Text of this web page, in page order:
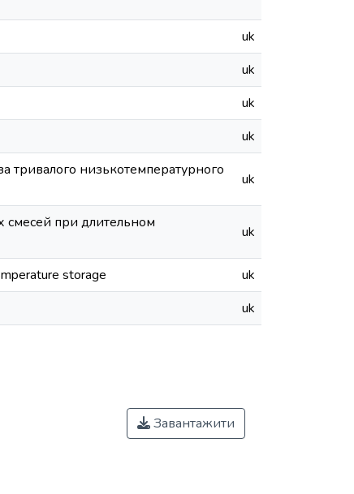
uk
uk
uk
uk
тривалого низькотемпературного
uk
смесей при длительном
uk
storage
uk
uk
Завантажити